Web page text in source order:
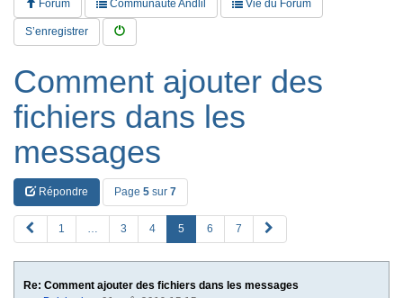
Forum Communauté Andlil Vie du Forum
S’enregistrer
Comment ajouter des
fichiers dans les
messages
Répondre Page 5 sur 7
R
E
1 … 3 4 5 6 7
u
i
a
Re: Comment ajouter des fichiers dans les messages